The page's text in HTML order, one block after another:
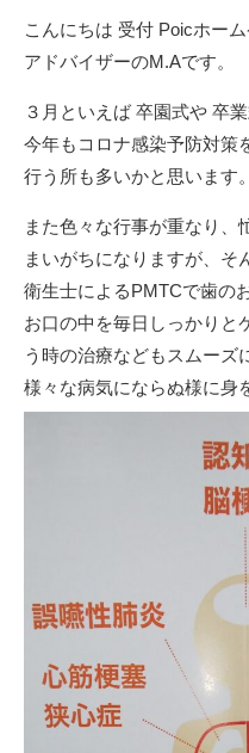
こんにちは 受付 Poicホー
アドバイザーのM.Aです。
３月といえば 卒園式や 卒
今年もコロナ感染予防対策
行う所も多いかと思います。
また色々な行事が重なり、
まいがちになりますが、そ
衛生士によるPMTCで歯の
お口の中を毎日しっかりと
う時の治療などもスムーズ
様々な病気にならぬ様に身